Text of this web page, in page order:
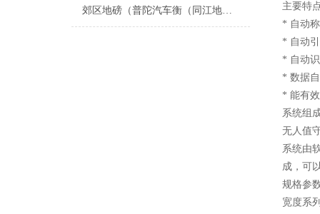
郊区地磅（普陀汽车衡（同江地磅）虹口汽车衡）富锦地磅维修
主要特
* 自动
* 自动
* 自动
* 数据
* 能有
系统组
无人值
系统由
成，可
规格参
宽度系